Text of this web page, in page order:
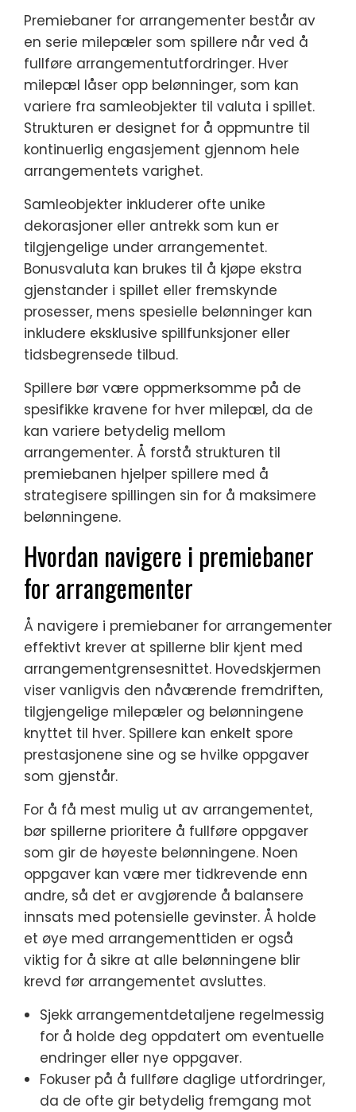
Premiebaner for arrangementer består av
en serie milepæler som spillere når ved å
fullføre arrangementutfordringer. Hver
milepæl låser opp belønninger, som kan
variere fra samleobjekter til valuta i spillet.
Strukturen er designet for å oppmuntre til
kontinuerlig engasjement gjennom hele
arrangementets varighet.
Samleobjekter inkluderer ofte unike
dekorasjoner eller antrekk som kun er
tilgjengelige under arrangementet.
Bonusvaluta kan brukes til å kjøpe ekstra
gjenstander i spillet eller fremskynde
prosesser, mens spesielle belønninger kan
inkludere eksklusive spillfunksjoner eller
tidsbegrensede tilbud.
Spillere bør være oppmerksomme på de
spesifikke kravene for hver milepæl, da de
kan variere betydelig mellom
arrangementer. Å forstå strukturen til
premiebanen hjelper spillere med å
strategisere spillingen sin for å maksimere
belønningene.
Hvordan navigere i premiebaner
for arrangementer
Å navigere i premiebaner for arrangementer
effektivt krever at spillerne blir kjent med
arrangementgrensesnittet. Hovedskjermen
viser vanligvis den nåværende fremdriften,
tilgjengelige milepæler og belønningene
knyttet til hver. Spillere kan enkelt spore
prestasjonene sine og se hvilke oppgaver
som gjenstår.
For å få mest mulig ut av arrangementet,
bør spillerne prioritere å fullføre oppgaver
som gir de høyeste belønningene. Noen
oppgaver kan være mer tidkrevende enn
andre, så det er avgjørende å balansere
innsats med potensielle gevinster. Å holde
et øye med arrangementtiden er også
viktig for å sikre at alle belønningene blir
krevd før arrangementet avsluttes.
Sjekk arrangementdetaljene regelmessig
for å holde deg oppdatert om eventuelle
endringer eller nye oppgaver.
Fokuser på å fullføre daglige utfordringer,
da de ofte gir betydelig fremgang mot